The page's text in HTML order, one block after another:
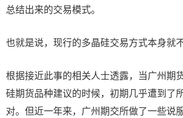
总结出来的交易模式。
也就是说，现行的多晶硅交易方式本身就不
根据接近此事的相关人士透露，当广州期
硅期货品种建议的时候，初期几乎遭到了
对。但近一年来，广州期交所做了一些说